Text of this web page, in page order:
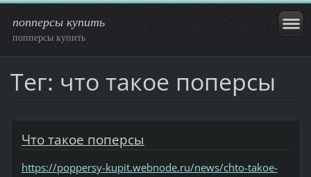
попперсы купить
попперсы купить
Тег: что такое поперсы
Что такое поперсы
https://poppersy-kupit.webnode.ru/news/chto-takoe-